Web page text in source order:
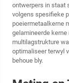
ontwerpers in staat
volgens spesifieke
poeiermetaalkerne
gelamineerde
multilagstrukture
optimaliseer terwyl
behoue bly.